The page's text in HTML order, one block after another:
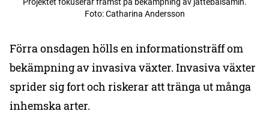
Foto: Catharina Andersson
Förra onsdagen hölls en informationsträff om
bekämpning av invasiva växter. Invasiva växter
sprider sig fort och riskerar att tränga ut många
inhemska arter.